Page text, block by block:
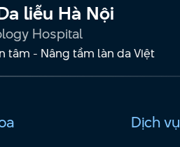
liễu Hà Nội
Hospital
tâm - Nâng tầm làn da Việt
Dịch vụ